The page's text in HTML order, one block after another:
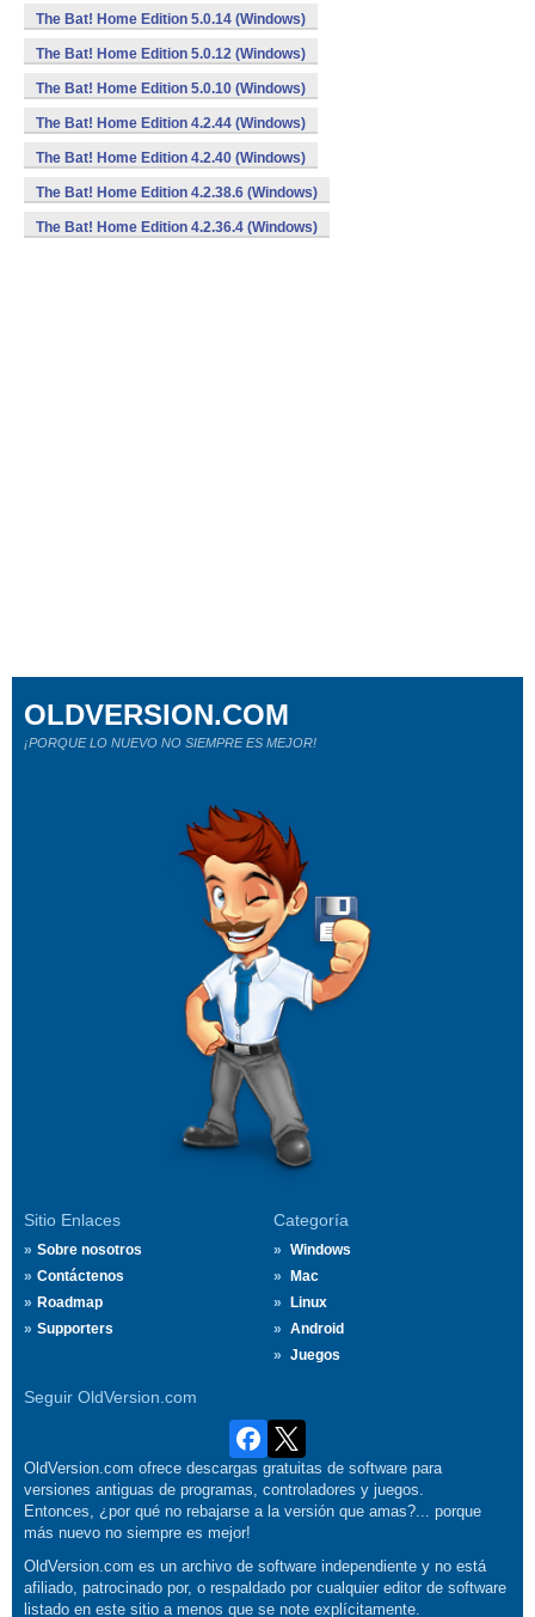
The Bat! Home Edition 5.0.14 (Windows)
The Bat! Home Edition 5.0.12 (Windows)
The Bat! Home Edition 5.0.10 (Windows)
The Bat! Home Edition 4.2.44 (Windows)
The Bat! Home Edition 4.2.40 (Windows)
The Bat! Home Edition 4.2.38.6 (Windows)
The Bat! Home Edition 4.2.36.4 (Windows)
Sitio Enlaces
Sobre nosotros
Contáctenos
Roadmap
Supporters
Categoría
Windows
Mac
Linux
Android
Juegos
Seguir OldVersion.com
OLDVERSION.COM
¡PORQUE LO NUEVO NO SIEMPRE ES MEJOR!
OldVersion.com ofrece descargas gratuitas de software para
versiones antiguas de programas, controladores y juegos.
Entonces, ¿por qué no rebajarse a la versión que amas?... porque
más nuevo no siempre es mejor!
OldVersion.com es un archivo de software independiente y no está
afiliado, patrocinado por, o respaldado por cualquier editor de software
listado en este sitio a menos que se note explícitamente.